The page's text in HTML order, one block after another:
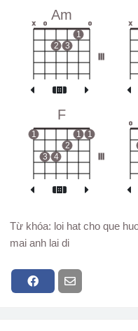
Am
x o
2 3
1
o x
F
1
3 4
2
1 1
o
Từ khóa: loi hat cho que
mai anh lai di